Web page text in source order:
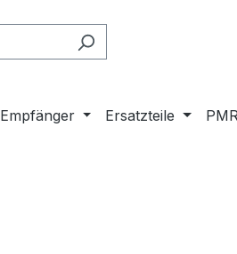
Empfänger Ersatzteile